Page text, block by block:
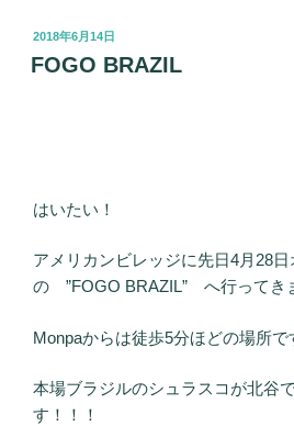
投
稿
日:
2018年6月14日
FOGO BRAZIL
はいたい！
アメリカンビレッジに先日4月28
の ”FOGO BRAZIL” へ行ってき
Monpaからは徒歩5分ほどの場所で
本場ブラジルのシュラスコが北谷
す！！！